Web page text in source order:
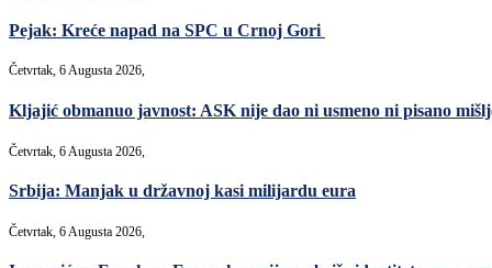
Pejak: Kreće napad na SPC u Crnoj Gori
Četvrtak, 6 Augusta 2026,
Kljajić obmanuo javnost: ASK nije dao ni usmeno ni pisano
Četvrtak, 6 Augusta 2026,
Srbija: Manjak u državnoj kasi milijardu eura
Četvrtak, 6 Augusta 2026,